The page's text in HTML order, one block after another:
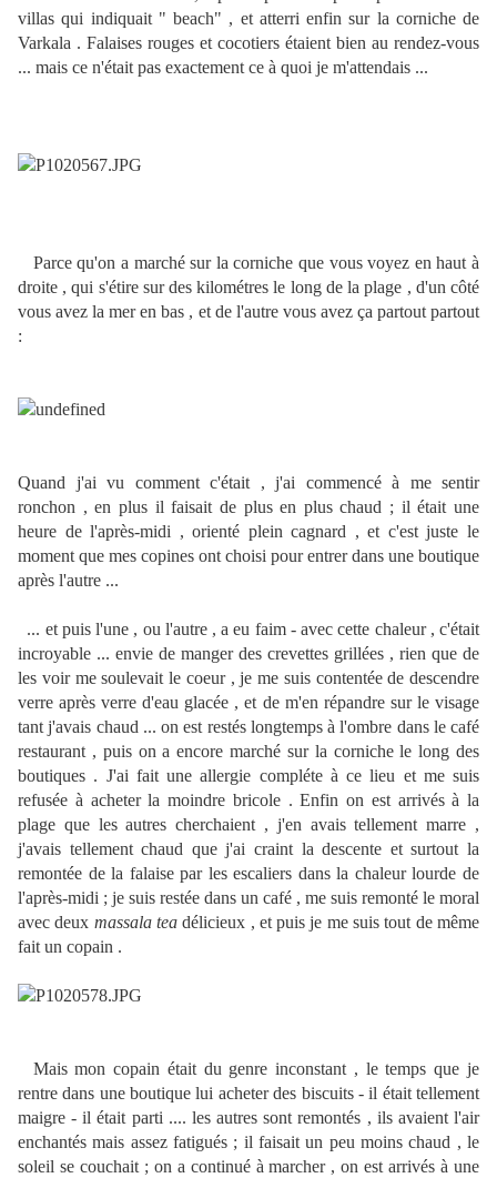
villas qui indiquait " beach" , et atterri enfin sur la corniche de
Varkala . Falaises rouges et cocotiers étaient bien au rendez-vous
... mais ce n'était pas exactement ce à quoi je m'attendais ...
Parce qu'on a marché sur la corniche que vous voyez en haut à
droite , qui s'étire sur des kilométres le long de la plage , d'un côté
vous avez la mer en bas , et de l'autre vous avez ça partout partout
:
Quand j'ai vu comment c'était , j'ai commencé à me sentir
ronchon , en plus il faisait de plus en plus chaud ; il était une
heure de l'après-midi , orienté plein cagnard , et c'est juste le
moment que mes copines ont choisi pour entrer dans une boutique
après l'autre ...
... et puis l'une , ou l'autre , a eu faim - avec cette chaleur , c'était
incroyable ... envie de manger des crevettes grillées , rien que de
les voir me soulevait le coeur , je me suis contentée de descendre
verre après verre d'eau glacée , et de m'en répandre sur le visage
tant j'avais chaud ... on est restés longtemps à l'ombre dans le café
restaurant , puis on a encore marché sur la corniche le long des
boutiques . J'ai fait une allergie compléte à ce lieu et me suis
refusée à acheter la moindre bricole . Enfin on est arrivés à la
plage que les autres cherchaient , j'en avais tellement marre ,
j'avais tellement chaud que j'ai craint la descente et surtout la
remontée de la falaise par les escaliers dans la chaleur lourde de
l'après-midi ; je suis restée dans un café , me suis remonté le moral
avec deux massala teadélicieux , et puis je me suis tout de même
fait un copain .
Mais mon copain était du genre inconstant , le temps que je
rentre dans une boutique lui acheter des biscuits - il était tellement
maigre - il était parti .... les autres sont remontés , ils avaient l'air
enchantés mais assez fatigués ; il faisait un peu moins chaud , le
soleil se couchait ; on a continué à marcher , on est arrivés à une